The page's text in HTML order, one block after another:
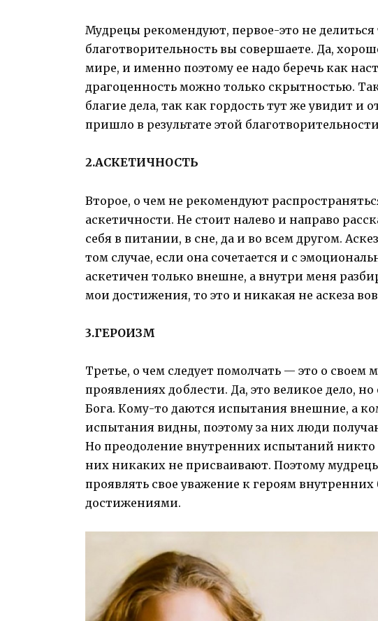
Мудрецы рекомендуют, первое-это не
благотворительность вы совершаете. Да,
мире, и именно поэтому ее надо беречь как
драгоценность можно только скрытностью.
благие дела, так как гордость тут же увидит и
пришло в результате этой
2.АСКЕТИЧНОСТЬ
Второе, о чем не рекомендуют
аскетичности. Не стоит налево и направо
себя в питании, в сне, да и во всем другом.
том случае, если она сочетается и с
аскетичен только внешне, а внутри меня
мои достижения, то это и никакая не аскеза
3.ГЕРОИЗМ
Третье, о чем следует помолчать — это о своем
проявлениях доблести. Да, это великое дело,
Бога. Кому-то даются испытания внешние, а
испытания видны, поэтому за них люди
Но преодоление внутренних испытаний никто
них никаких не присваивают. Поэтому
проявлять свое уважение к героям
достижениями.